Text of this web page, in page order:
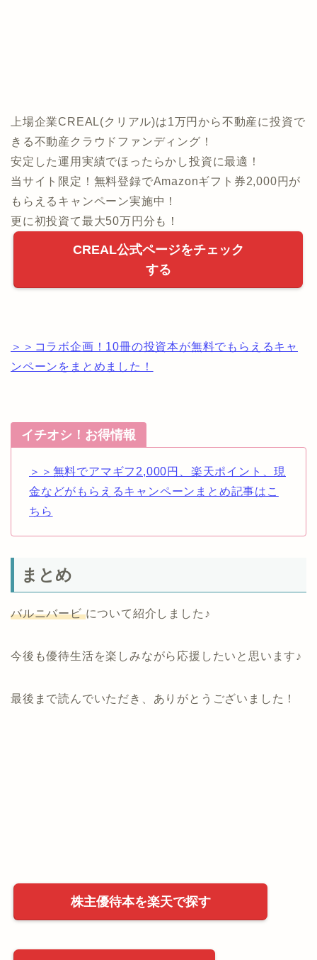
上場企業CREAL(クリアル)は1万円から不動産に投資で
きる不動産クラウドファンディング！
安定した運用実績でほったらかし投資に最適！
当サイト限定！無料登録でAmazonギフト券2,000円が
もらえるキャンペーン実施中！
更に初投資て最大50万円分も！
CREAL公式ページをチェック
する
＞＞コラボ企画！10冊の投資本が無料でもらえるキャ
ンペーンをまとめました！
イチオシ！お得情報
＞＞無料でアマギフ2,000円、楽天ポイント、現
金などがもらえるキャンペーンまとめ記事はこ
ちら
まとめ
バルニバービについて紹介しました♪
今後も優待生活を楽しみながら応援したいと思います♪
最後まで読んでいただき、ありがとうございました！
株主優待本を楽天で探す